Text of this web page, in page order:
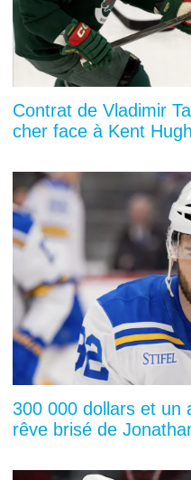
Contrat de Vladimir
cher face à Kent
300 000 dollars et un
rêve brisé de